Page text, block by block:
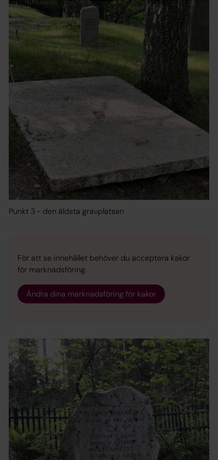
Punkt 3 - den äldsta gravplatsen
För att se innehållet behöver du acceptera kakor
för marknadsföring.
Ändra dina marknadsföring för kakor